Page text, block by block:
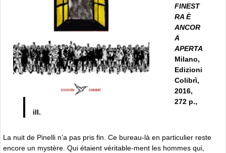
FINEST
RA È
ANCOR
A
APERTA
Milano,
Edizioni
Colibrì,
2016,
272 p.,
ill.
La nuit de Pinelli n’a pas pris fin. Ce bureau-là en particulier reste
encore un mystère. Qui étaient véritable-ment les hommes qui,